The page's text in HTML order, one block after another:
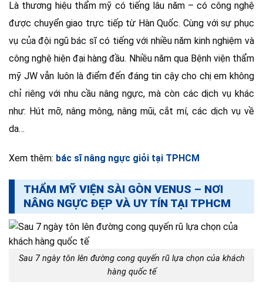
Là thương hiệu thẩm mỹ có tiếng lâu năm – có công nghệ
được chuyển giao trực tiếp từ Hàn Quốc. Cùng với sự phục
vụ của đội ngũ bác sĩ có tiếng với nhiều năm kinh nghiệm và
công nghệ hiện đại hàng đầu. Nhiều năm qua Bệnh viện thẩm
mỹ JW vẫn luôn là điểm đến đáng tin cậy cho chị em không
chỉ riêng với nhu cầu nâng ngực, mà còn các dịch vụ khác
như: Hút mỡ, nâng mông, nâng mũi, cắt mí, các dịch vụ về
da…
Xem thêm: bác sĩ nâng ngực giỏi tại TPHCM
THẨM MỸ VIỆN SÀI GÒN VENUS – NƠI
NÂNG NGỰC ĐẸP VÀ UY TÍN TẠI TPHCM
Sau 7 ngày tôn lên đường cong quyến rũ lựa chọn của khách
hàng quốc tế